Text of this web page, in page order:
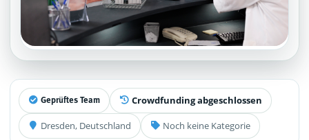
Geprüftes Team Crowdfunding abgeschlossen
Dresden, Deutschland Noch keine Kategorie